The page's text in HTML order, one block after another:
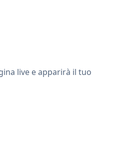
live e apparirà il tuo